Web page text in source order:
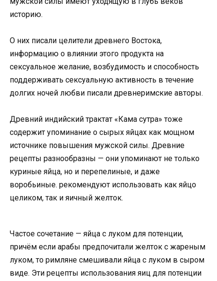
историю.
О них писали целители древнего Востока,
информацию о влиянии этого продукта на
сексуальное желание, возбудимость и способность
поддерживать сексуальную активность в течение
долгих ночей любви писали древнеримские авторы.
Древний индийский трактат «Кама сутра» тоже
содержит упоминание о сырых яйцах как мощном
источнике повышения мужской силы. Древние
рецепты разнообразны — они упоминают не только
куриные яйца, но и перепелиные, и даже
воробьиные. рекомендуют использовать как яйцо
целиком, так и яичный желток.
Частое сочетание — яйца с луком для потенции,
причём если арабы предпочитали желток с жареным
луком, то римляне смешивали яйца с луком в сыром
виде. Эти рецепты использования яиц для потенции